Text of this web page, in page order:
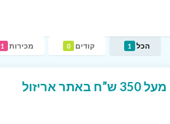
הכל 1 קודים 0 מכירות 1
משלוח חינם ברכישה מעל 350 ש”ח באתר אריזול